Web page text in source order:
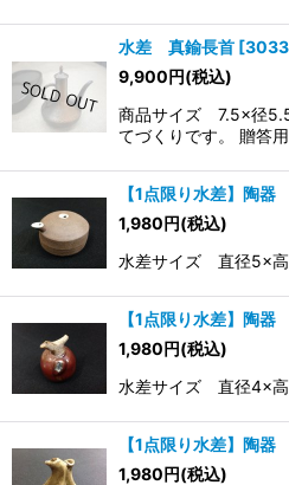
水差 真鍮長首 [
9,900円(税込)
商品サイズ 7.5×径
てづくりです。 贈答
【1点限り水差】陶
1,980円(税込)
水差サイズ 直径5×
【1点限り水差】陶
1,980円(税込)
水差サイズ 直径4×
【1点限り水差】陶
1,980円(税込)